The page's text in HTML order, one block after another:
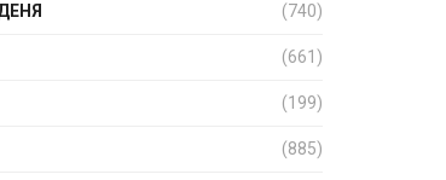
(740)
(661)
(199)
(885)